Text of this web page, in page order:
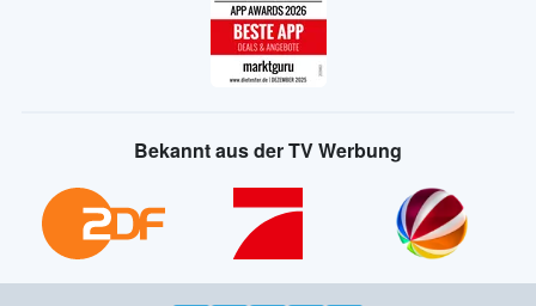
Bekannt aus der TV Werbung